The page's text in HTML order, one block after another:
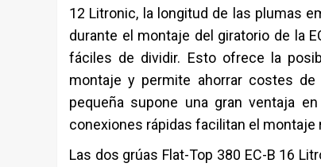
12 Litronic, la longitud de las plumas
durante el montaje del giratorio de la
fáciles de dividir. Esto ofrece la
montaje y permite ahorrar costes
pequeña supone una gran ventaja
conexiones rápidas facilitan el montaje
Las dos grúas Flat-Top 380 EC-B 16